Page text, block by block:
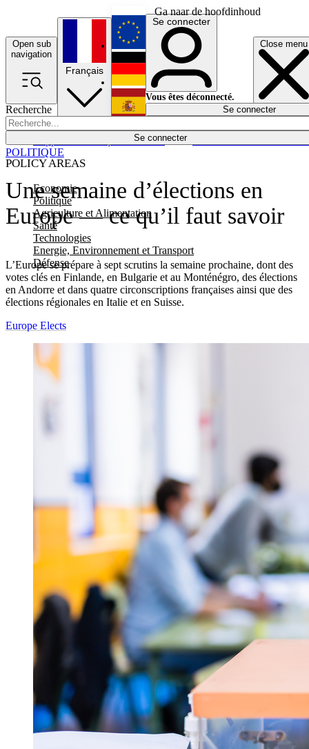
Ga naar de hoofdinhoud
Open sub
navigation
Close menu
Recherche
Se connecter
POLICY AREAS
Economie
Politique
Agriculture et Alimentation
Santé
Technologies
Energie, Environnement et Transport
Défense
Économie
Français
English
Deutsch
Español
Se connecter
Vous êtes déconnecté.
Se connecter
Une semaine d’élections en
Europe — ce qu’il faut savoir
L’Europe se prépare à sept scrutins la semaine prochaine, dont des
votes clés en Finlande, en Bulgarie et au Monténégro, des élections
en Andorre et dans quatre circonscriptions françaises ainsi que des
élections régionales en Italie et en Suisse.
POLITIQUE
Europe Elects